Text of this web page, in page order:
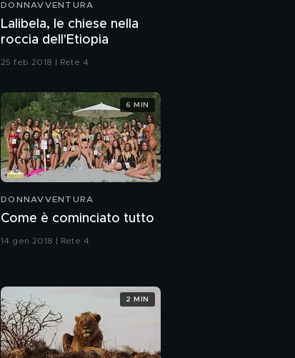
DONNAVVENTURA
Lalibela, le chiese nella
roccia dell'Etiopia
25 feb 2018 | Rete 4
DONNAVVENTURA
Come è cominciato tutto
14 gen 2018 | Rete 4
6 MIN
2 MIN